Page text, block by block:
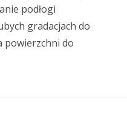
podłogi
gradacjach do
powierzchni do